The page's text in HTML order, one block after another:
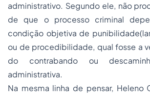
administrativo. Segundo ele, não
de que o processo criminal
condição objetiva de
ou de procedibilidade, qual fosse a
do contrabando ou
administrativa.
Na mesma linha de pensar, Heleno